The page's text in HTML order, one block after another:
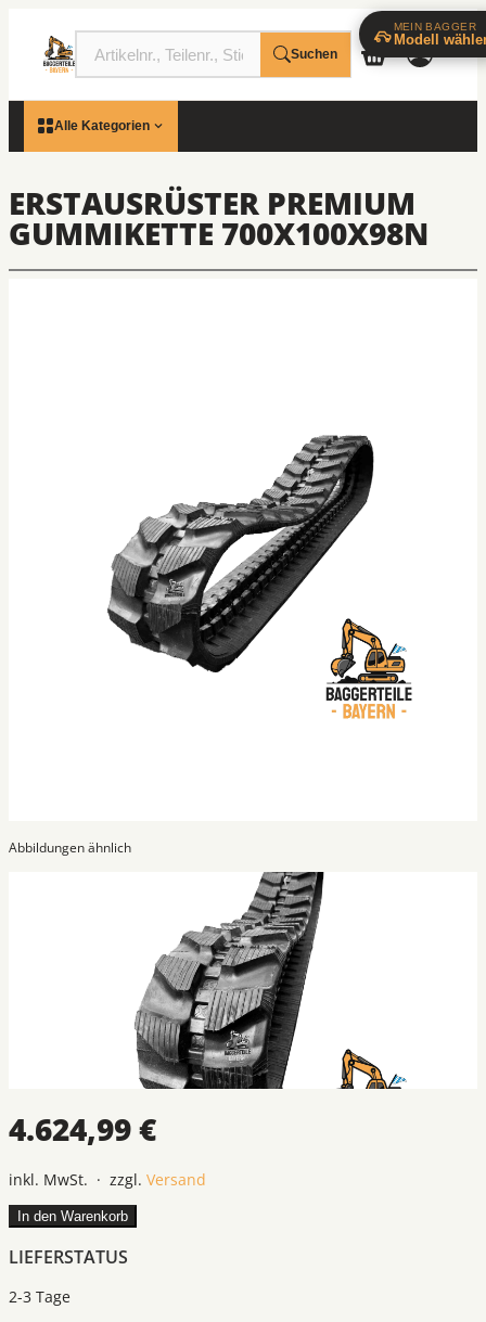
Suchen
Alle Kategorien
ERSTAUSRÜSTER PREMIUM
GUMMIKETTE 700X100X98N
Abbildungen ähnlich
4.624,99 €
inkl. MwSt. · zzgl. Versand
In den Warenkorb
LIEFERSTATUS
2-3 Tage
MEIN BAGGER
Modell